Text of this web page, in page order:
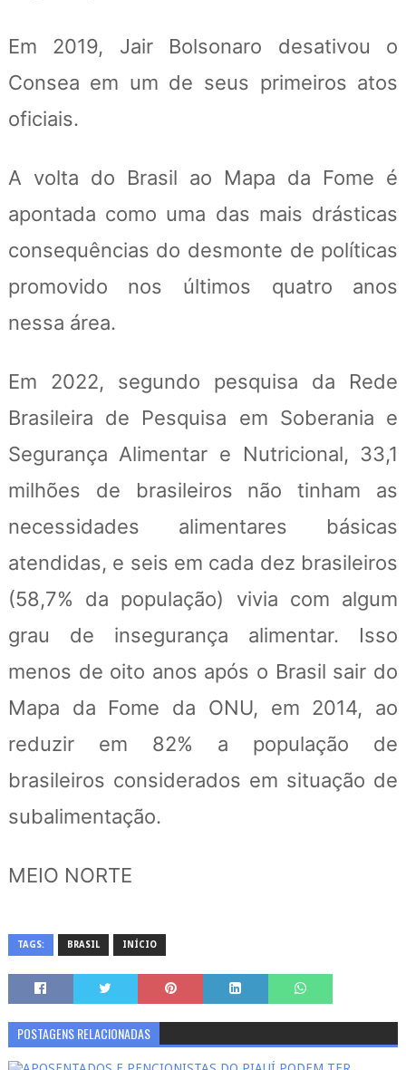
Em 2019, Jair Bolsonaro desativou o
Consea em um de seus primeiros atos
oficiais.
A volta do Brasil ao Mapa da Fome é
apontada como uma das mais drásticas
consequências do desmonte de políticas
promovido nos últimos quatro anos
nessa área.
Em 2022, segundo pesquisa da Rede
Brasileira de Pesquisa em Soberania e
Segurança Alimentar e Nutricional, 33,1
milhões de brasileiros não tinham as
necessidades alimentares básicas
atendidas, e seis em cada dez brasileiros
(58,7% da população) vivia com algum
grau de insegurança alimentar. Isso
menos de oito anos após o Brasil sair do
Mapa da Fome da ONU, em 2014, ao
reduzir em 82% a população de
brasileiros considerados em situação de
subalimentação.
MEIO NORTE
TAGS: BRASIL INÍCIO
POSTAGENS RELACIONADAS